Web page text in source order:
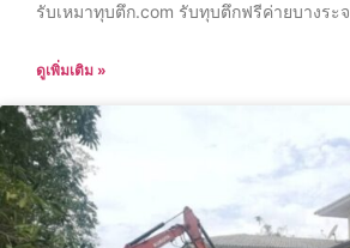
รับเหมาทุบตึก.com รับทุบตึกฟรีค่ายบางระจ
ดูเพิ่มเติม »